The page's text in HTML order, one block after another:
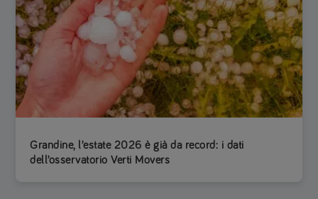
Grandine, l’estate 2026 è già da record: i dati
dell’osservatorio Verti Movers